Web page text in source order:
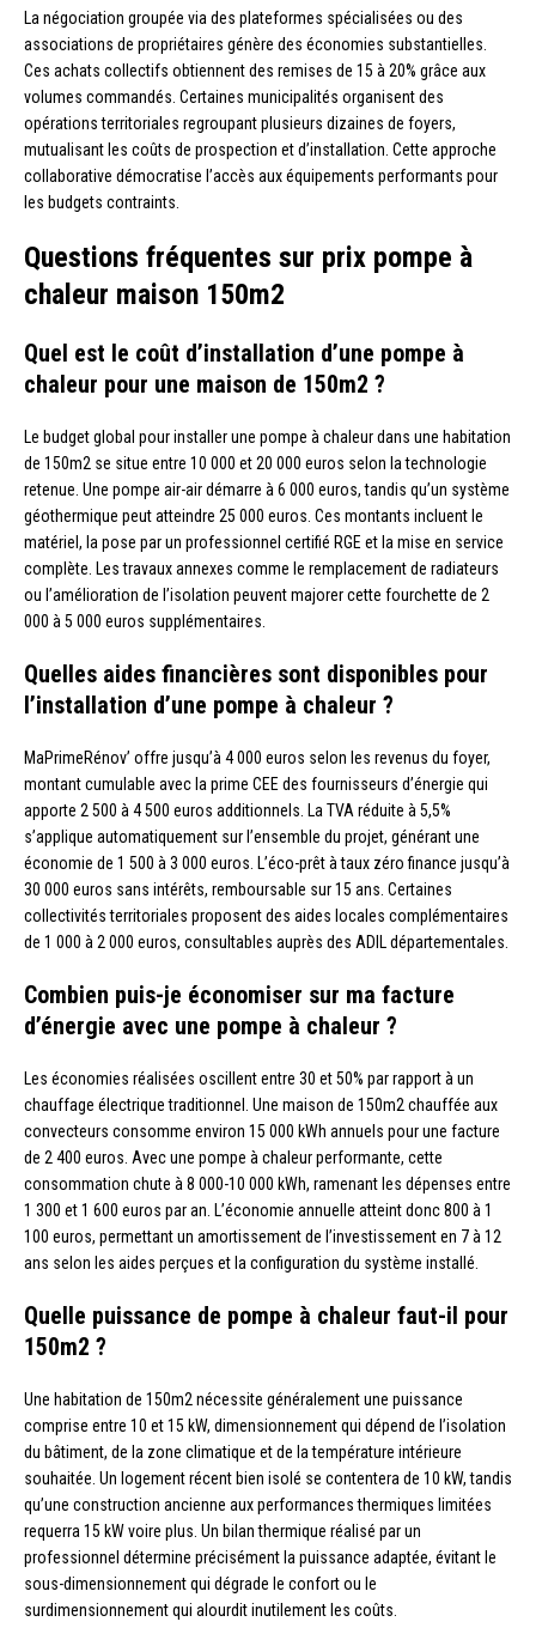
La négociation groupée via des plateformes spécialisées ou des
associations de propriétaires génère des économies substantielles.
Ces achats collectifs obtiennent des remises de 15 à 20% grâce aux
volumes commandés. Certaines municipalités organisent des
opérations territoriales regroupant plusieurs dizaines de foyers,
mutualisant les coûts de prospection et d’installation. Cette approche
collaborative démocratise l’accès aux équipements performants pour
les budgets contraints.
Questions fréquentes sur prix pompe à
chaleur maison 150m2
Quel est le coût d’installation d’une pompe à
chaleur pour une maison de 150m2 ?
Le budget global pour installer une pompe à chaleur dans une habitation
de 150m2 se situe entre 10 000 et 20 000 euros selon la technologie
retenue. Une pompe air-air démarre à 6 000 euros, tandis qu’un système
géothermique peut atteindre 25 000 euros. Ces montants incluent le
matériel, la pose par un professionnel certifié RGE et la mise en service
complète. Les travaux annexes comme le remplacement de radiateurs
ou l’amélioration de l’isolation peuvent majorer cette fourchette de 2
000 à 5 000 euros supplémentaires.
Quelles aides financières sont disponibles pour
l’installation d’une pompe à chaleur ?
MaPrimeRénov’ offre jusqu’à 4 000 euros selon les revenus du foyer,
montant cumulable avec la prime CEE des fournisseurs d’énergie qui
apporte 2 500 à 4 500 euros additionnels. La TVA réduite à 5,5%
s’applique automatiquement sur l’ensemble du projet, générant une
économie de 1 500 à 3 000 euros. L’éco-prêt à taux zéro finance jusqu’à
30 000 euros sans intérêts, remboursable sur 15 ans. Certaines
collectivités territoriales proposent des aides locales complémentaires
de 1 000 à 2 000 euros, consultables auprès des ADIL départementales.
Combien puis-je économiser sur ma facture
d’énergie avec une pompe à chaleur ?
Les économies réalisées oscillent entre 30 et 50% par rapport à un
chauffage électrique traditionnel. Une maison de 150m2 chauffée aux
convecteurs consomme environ 15 000 kWh annuels pour une facture
de 2 400 euros. Avec une pompe à chaleur performante, cette
consommation chute à 8 000-10 000 kWh, ramenant les dépenses entre
1 300 et 1 600 euros par an. L’économie annuelle atteint donc 800 à 1
100 euros, permettant un amortissement de l’investissement en 7 à 12
ans selon les aides perçues et la configuration du système installé.
Quelle puissance de pompe à chaleur faut-il pour
150m2 ?
Une habitation de 150m2 nécessite généralement une puissance
comprise entre 10 et 15 kW, dimensionnement qui dépend de l’isolation
du bâtiment, de la zone climatique et de la température intérieure
souhaitée. Un logement récent bien isolé se contentera de 10 kW, tandis
qu’une construction ancienne aux performances thermiques limitées
requerra 15 kW voire plus. Un bilan thermique réalisé par un
professionnel détermine précisément la puissance adaptée, évitant le
sous-dimensionnement qui dégrade le confort ou le
surdimensionnement qui alourdit inutilement les coûts.